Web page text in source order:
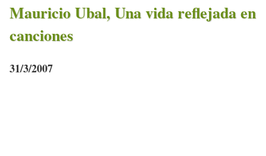
Mauricio Ubal, Una vida reflejada en
canciones
31/3/2007